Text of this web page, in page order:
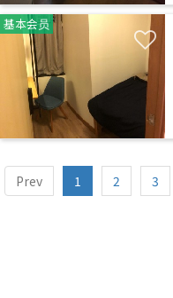
基本会员
Prev 1 2 3